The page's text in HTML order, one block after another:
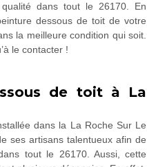
dans tout le 26170. En
dessous de toit de votre
la meilleure condition qui soit.
le contacter !
de toit à La
dans la La Roche Sur Le
ses artisans talentueux afin de
tout le 26170. Aussi, cette